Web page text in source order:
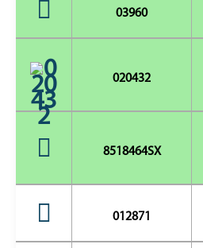
03960
020432
8518464SX
012871